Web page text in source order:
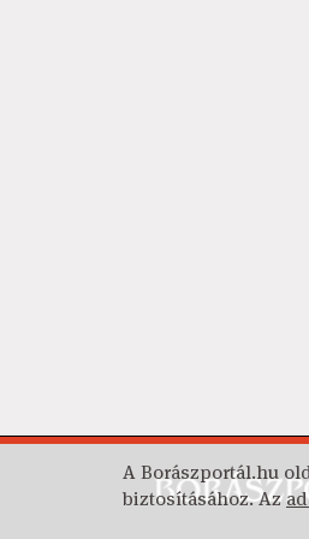
A Borászportál.hu
biztosításához. Az